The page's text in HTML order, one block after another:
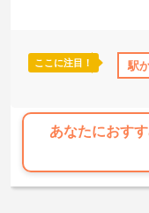
ポート 研修制度あり
ここに注目！ 駅
あなたにおす